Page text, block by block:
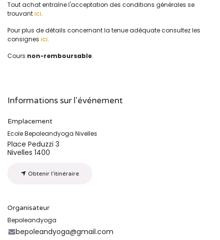
Tout achat entraîne l'acceptation des conditions générales se
trouvantici.
Pour plus de détails concernant la tenue adéquate consultez les
consignes ici.
Cours non-remboursable.
Informations sur l'événement
Emplacement
Ecole Bepoleandyoga Nivelles
Place Peduzzi 3
Nivelles 1400
Obtenir l'itinéraire
Organisateur
Bepoleandyoga
bepoleandyoga@gmail.com